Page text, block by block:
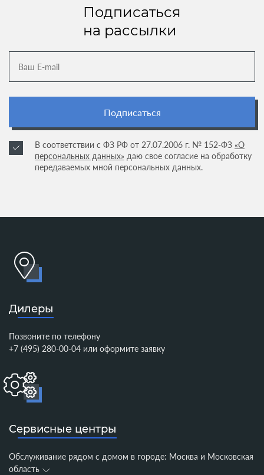
Подписаться
на рассылки
Подписаться
В соответствии с ФЗ РФ от 27.07.2006 г. № 152-ФЗ «О
персональных данных» даю свое согласие на обработку
передаваемых мной персональных данных.
Дилеры
Позвоните по телефону
+7 (495) 280-00-04 или оформите заявку
Сервисные центры
Обслуживание рядом с домом в городе: Москва и Московская
область